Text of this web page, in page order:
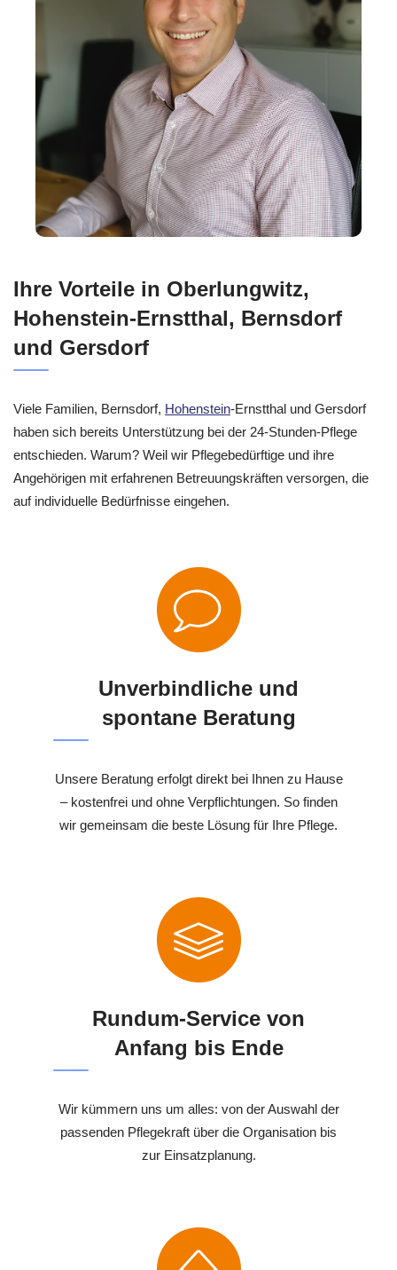
Ihre Vorteile in Oberlungwitz,
Hohenstein-Ernstthal, Bernsdorf
und Gersdorf
Viele Familien, Bernsdorf, Hohenstein-Ernstthal und Gersdorf
haben sich bereits Unterstützung bei der 24-Stunden-Pflege
entschieden. Warum? Weil wir Pflegebedürftige und ihre
Angehörigen mit erfahrenen Betreuungskräften versorgen, die
auf individuelle Bedürfnisse eingehen.
Unverbindliche und
spontane Beratung
Unsere Beratung erfolgt direkt bei Ihnen zu Hause
– kostenfrei und ohne Verpflichtungen. So finden
wir gemeinsam die beste Lösung für Ihre Pflege.
Rundum-Service von
Anfang bis Ende
Wir kümmern uns um alles: von der Auswahl der
passenden Pflegekraft über die Organisation bis
zur Einsatzplanung.